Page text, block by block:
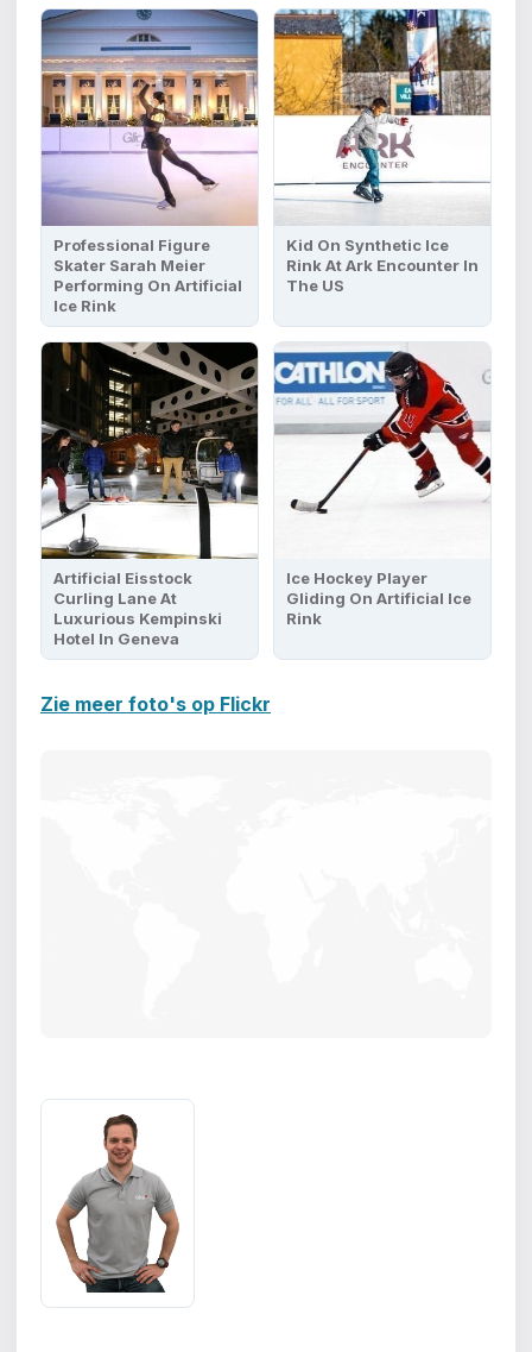
Professional Figure
Skater Sarah Meier
Performing On Artificial
Ice Rink
Kid On Synthetic Ice
Rink At Ark Encounter In
The US
Artificial Eisstock
Curling Lane At
Luxurious Kempinski
Hotel In Geneva
Ice Hockey Player
Gliding On Artificial Ice
Rink
Zie meer foto's op Flickr